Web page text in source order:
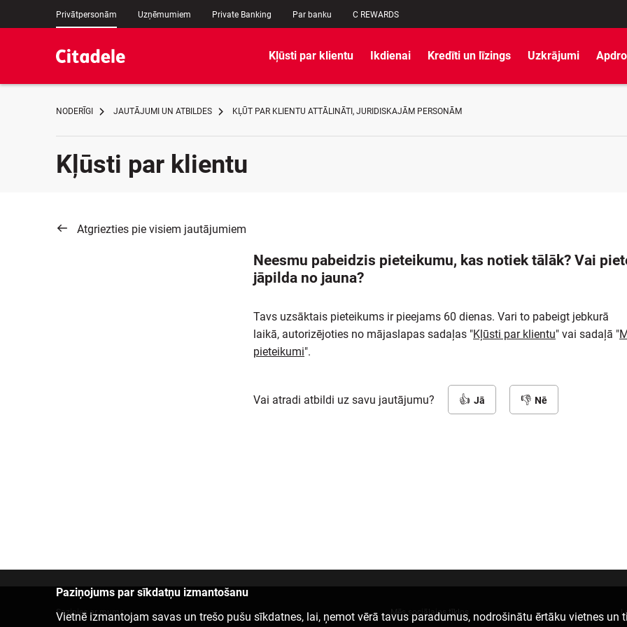
Privātpersonām Uzņēmumiem Private Banking Par banku C REWARDS
Kļūsti par klientu Ikdienai Kredīti un līzings Uzkrājumi
NODERĪGI JAUTĀJUMI UN ATBILDES KĻŪT PAR KLIENTU ATTĀLINĀTI, JURIDISKAJĀM PERSONĀM
Kļūsti par klientu
Atgriezties pie visiem jautājumiem
Neesmu pabeidzis pieteikumu, kas notiek tālāk? Vai
jāpilda no jauna?
Tavs uzsāktais pieteikums ir pieejams 60 dienas. Vari to pabeigt jebkurā
laikā, autorizējoties no mājaslapas sadaļas "Kļūsti par klientu" vai sadaļā "
pieteikumi".
Vai atradi atbildi uz savu jautājumu? Jā Nē
Paziņojums par sīkdatņu izmantošanu
Vietnē izmantojam savas un trešo pušu sīkdatnes, lai, ņemot vērā tavus paradumus, nodrošinātu ērtāku vietnes un
Sazinies ar mums Mēs sociālajos tīklos